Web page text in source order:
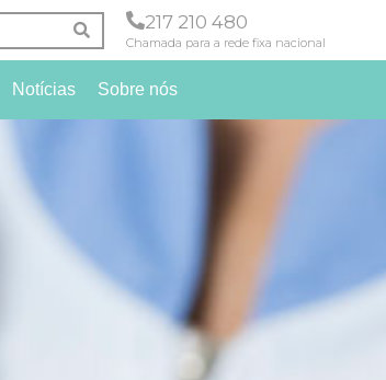
217 210 480
Chamada para a rede fixa nacional
Notícias Sobre nós